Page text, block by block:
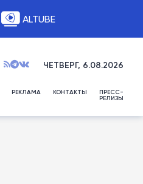
ALTUBE
ЧЕТВЕРГ, 6.08.2026
РЕКЛАМА КОНТАКТЫ ПРЕСС-
РЕЛИЗЫ